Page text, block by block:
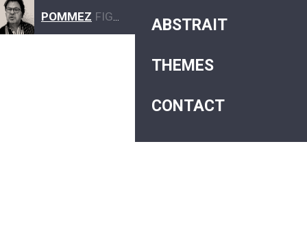
POMMEZ FIGURATIF ABSTRAIT ABSTRAIT
THEMES
CONTACT